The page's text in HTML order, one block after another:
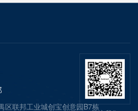
区联邦工业城创宝创意园B7栋